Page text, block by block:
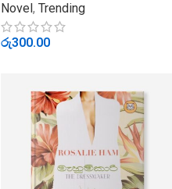
Novel, Trending
රු300.00